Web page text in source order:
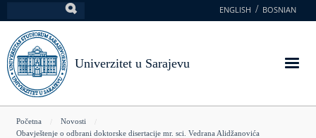
na
glavni
sadržaj
ENGLISH BOSNIAN
Univerzitet u Sarajevu
You
Početna
Novosti
Obavještenje o odbrani doktorske disertacije mr. sci. Vedrana Alidžanovića